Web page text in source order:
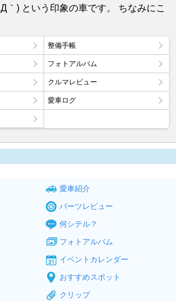
｀) という印象の車です。 ちなみにこ
整備手帳
フォトアルバム
クルマレビュー
愛車ログ
愛車紹介
パーツレビュー
何シテル？
フォトアルバム
イベントカレンダー
おすすめスポット
クリップ